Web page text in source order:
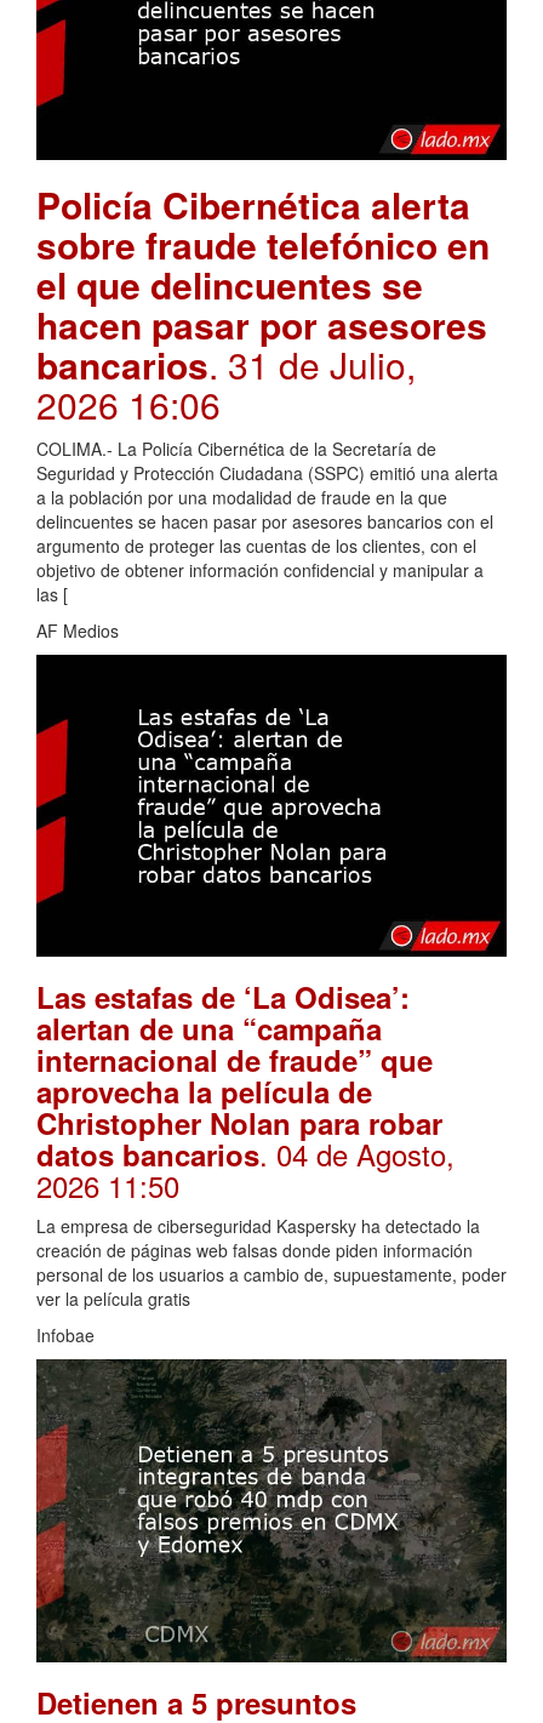
Policía Cibernética alerta
sobre fraude telefónico en
el que delincuentes se
hacen pasar por asesores
bancarios. 31 de Julio,
2026 16:06
COLIMA.- La Policía Cibernética de la Secretaría de
Seguridad y Protección Ciudadana (SSPC) emitió una alerta
a la población por una modalidad de fraude en la que
delincuentes se hacen pasar por asesores bancarios con el
argumento de proteger las cuentas de los clientes, con el
objetivo de obtener información confidencial y manipular a
las [
AF Medios
Las estafas de ‘La Odisea’:
alertan de una “campaña
internacional de fraude” que
aprovecha la película de
Christopher Nolan para robar
datos bancarios. 04 de Agosto,
2026 11:50
La empresa de ciberseguridad Kaspersky ha detectado la
creación de páginas web falsas donde piden información
personal de los usuarios a cambio de, supuestamente, poder
ver la película gratis
Infobae
Detienen a 5 presuntos